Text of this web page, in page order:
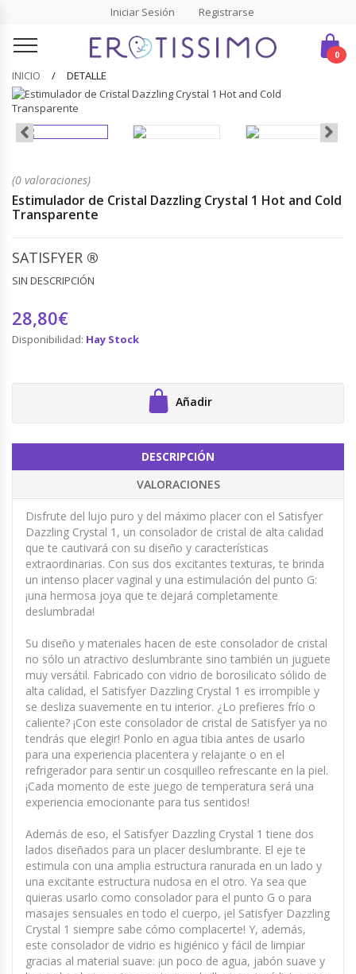
Iniciar Sesión Registrarse
0
INICIO DETALLE
(0 valoraciones)
Estimulador de Cristal Dazzling Crystal 1 Hot and Cold
Transparente
SATISFYER ®
SIN DESCRIPCIÓN
28,80€
Disponibilidad: Hay Stock
Añadir
DESCRIPCIÓN
VALORACIONES
Disfrute del lujo puro y del máximo placer con el Satisfyer
Dazzling Crystal 1, un consolador de cristal de alta calidad
que te cautivará con su diseño y características
extraordinarias. Con sus dos excitantes texturas, te brinda
un intenso placer vaginal y una estimulación del punto G:
¡una hermosa joya que te dejará completamente
deslumbrada!
Su diseño y materiales hacen de este consolador de cristal
no sólo un atractivo deslumbrante sino también un juguete
muy versátil. Fabricado con vidrio de borosilicato sólido de
alta calidad, el Satisfyer Dazzling Crystal 1 es irrompible y
se desliza suavemente en tu interior. ¿Lo prefieres frío o
caliente? ¡Con este consolador de cristal de Satisfyer ya no
tendrás que elegir! Ponlo en agua tibia antes de usarlo
para una experiencia placentera y relajante o en el
refrigerador para sentir un cosquilleo refrescante en la piel.
¡Cada momento de este juego de temperatura será una
experiencia emocionante para tus sentidos!
Además de eso, el Satisfyer Dazzling Crystal 1 tiene dos
lados diseñados para un placer deslumbrante. El eje te
estimula con una amplia estructura ranurada en un lado y
una excitante estructura nudosa en el otro. Ya sea que
quieras usarlo como consolador para el punto G o para
masajes sensuales en todo el cuerpo, ¡el Satisfyer Dazzling
Crystal 1 siempre sabe cómo complacerte! Y, además,
este consolador de vidrio es higiénico y fácil de limpiar
gracias al material suave: ¡un poco de agua, jabón suave y